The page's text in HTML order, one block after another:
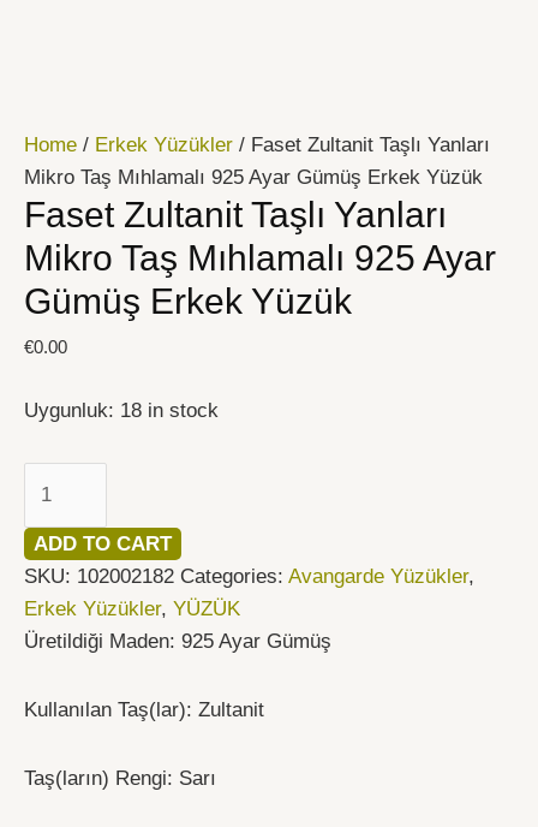
Home / Erkek Yüzükler / Faset Zultanit Taşlı Yanları
Mikro Taş Mıhlamalı 925 Ayar Gümüş Erkek Yüzük
Faset Zultanit Taşlı Yanları
Mikro Taş Mıhlamalı 925 Ayar
Gümüş Erkek Yüzük
€0.00
Uygunluk: 18 in stock
Mikro
Taş
Mıhlamalı
925
Ayar
Gümüş
Erkek
quantity
ADD TO CART
SKU: 102002182 Categories: Avangarde Yüzükler,
Erkek Yüzükler, YÜZÜK
Üretildiği Maden: 925 Ayar Gümüş
Kullanılan Taş(lar): Zultanit
Taş(ların) Rengi: Sarı